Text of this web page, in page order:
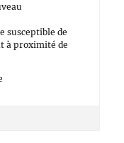
susceptible de
à proximité de